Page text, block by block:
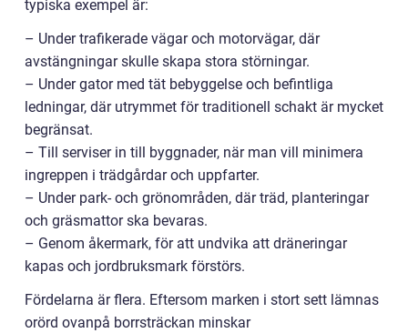
typiska exempel är:
– Under trafikerade vägar och motorvägar, där
avstängningar skulle skapa stora störningar.
– Under gator med tät bebyggelse och befintliga
ledningar, där utrymmet för traditionell schakt är mycket
begränsat.
– Till serviser in till byggnader, när man vill minimera
ingreppen i trädgårdar och uppfarter.
– Under park- och grönområden, där träd, planteringar
och gräsmattor ska bevaras.
– Genom åkermark, för att undvika att dräneringar
kapas och jordbruksmark förstörs.
Fördelarna är flera. Eftersom marken i stort sett lämnas
orörd ovanpå borrsträckan minskar